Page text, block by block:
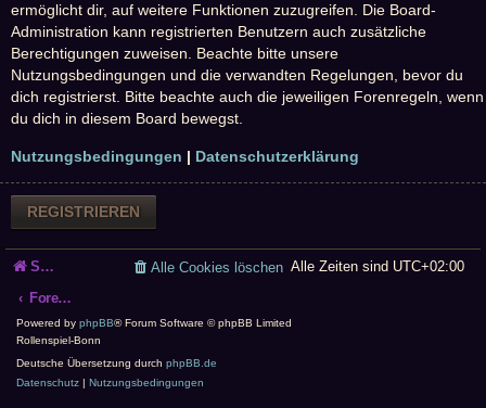
ermöglicht dir, auf weitere Funktionen zuzugreifen. Die Board-
Administration kann registrierten Benutzern auch zusätzliche
Berechtigungen zuweisen. Beachte bitte unsere
Nutzungsbedingungen und die verwandten Regelungen, bevor du
dich registrierst. Bitte beachte auch die jeweiligen Forenregeln, wenn
du dich in diesem Board bewegst.
Nutzungsbedingungen | Datenschutzerklärung
REGISTRIEREN
Startseite
Foren-Übersicht
Alle Zeiten sind UTC+02:00
Alle Cookies löschen
Powered by phpBB® Forum Software © phpBB Limited
Rollenspiel-Bonn
Deutsche Übersetzung durch phpBB.de
Datenschutz
Nutzungsbedingungen